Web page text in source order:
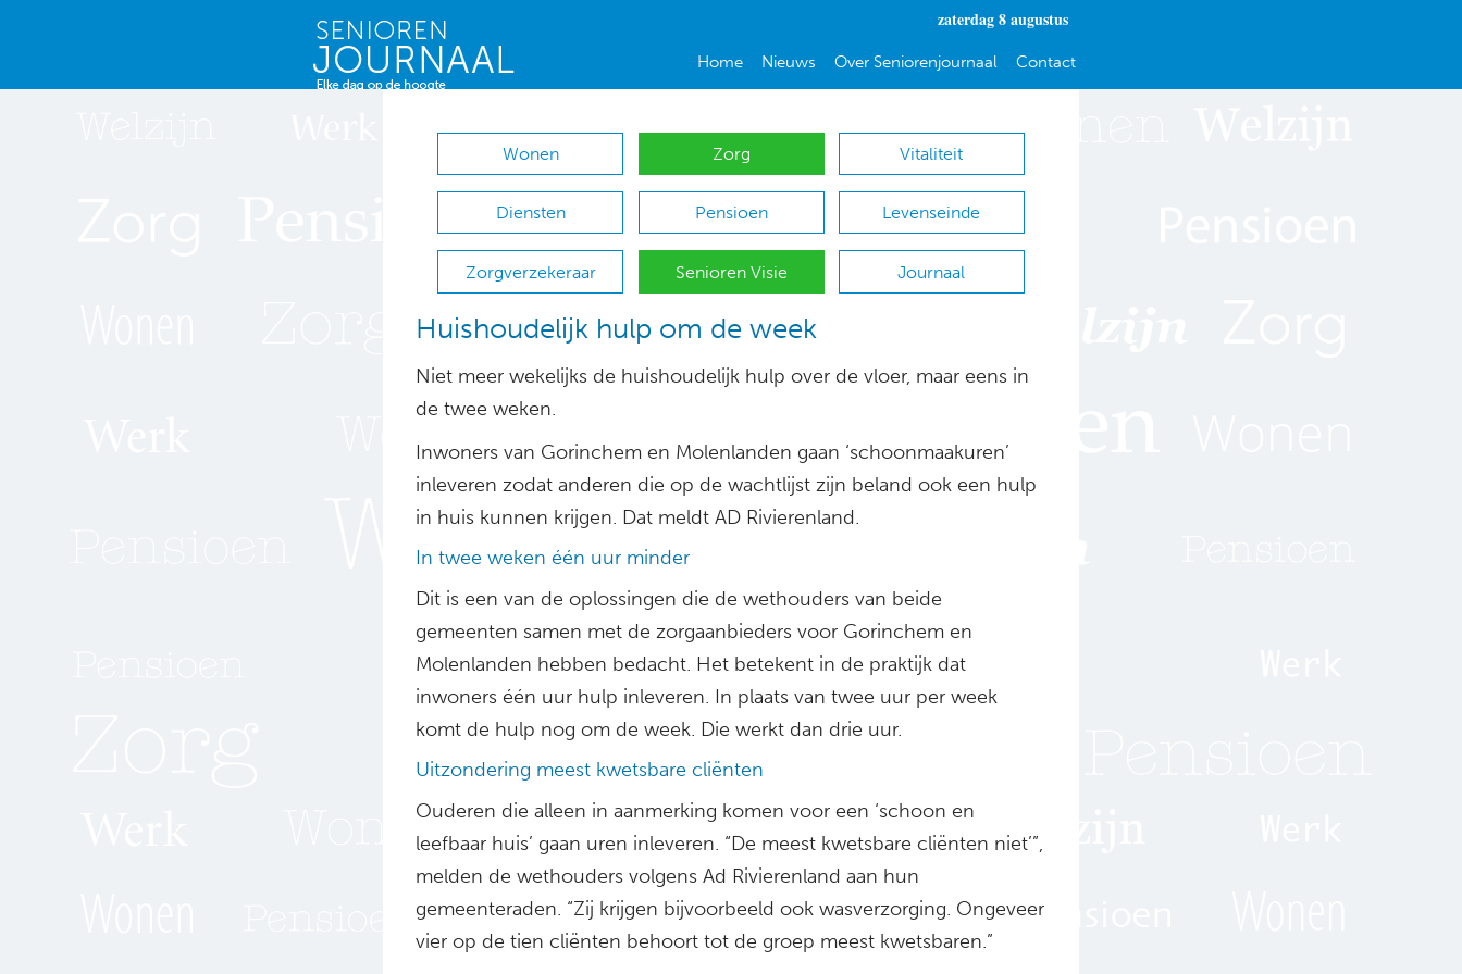
zaterdag 8 augustus
Home Nieuws Over Seniorenjournaal Contact
Wonen Zorg Vitaliteit
Diensten Pensioen Levenseinde
Zorgverzekeraar Senioren Visie Journaal
Huishoudelijk hulp om de week
Niet meer wekelijks de huishoudelijk hulp over de vloer, maar eens in
de twee weken.
Inwoners van Gorinchem en Molenlanden gaan ‘schoonmaakuren’
inleveren zodat anderen die op de wachtlijst zijn beland ook een hulp
in huis kunnen krijgen. Dat meldt AD Rivierenland.
In twee weken één uur minder
Dit is een van de oplossingen die de wethouders van beide
gemeenten samen met de zorgaanbieders voor Gorinchem en
Molenlanden hebben bedacht. Het betekent in de praktijk dat
inwoners één uur hulp inleveren. In plaats van twee uur per week
komt de hulp nog om de week. Die werkt dan drie uur.
Uitzondering meest kwetsbare cliënten
Ouderen die alleen in aanmerking komen voor een ‘schoon en
leefbaar huis’ gaan uren inleveren. “De meest kwetsbare cliënten niet’”,
melden de wethouders volgens Ad Rivierenland aan hun
gemeenteraden. “Zij krijgen bijvoorbeeld ook wasverzorging. Ongeveer
vier op de tien cliënten behoort tot de groep meest kwetsbaren.”